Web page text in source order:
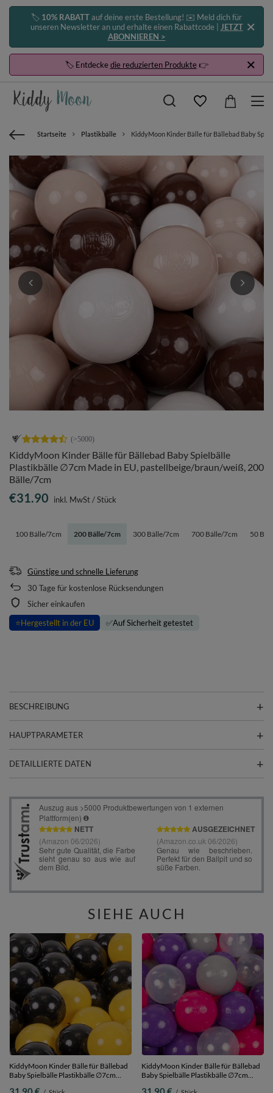
🏷️ 10% RABATTauf deine erste Bestellung! ✉️ Meld dich für
unseren Newsletter an und erhalte einen Rabattcode | JETZT
ABONNIEREN >
🏷️ Entdeckedie reduzierten Produkte👉
Startseite Plastikbälle KiddyMoon Kinder Bälle für Bällebad Baby
KiddyMoon Kinder Bälle für Bällebad Baby Spielbälle
Plastikbälle ∅7cm Made in EU, pastellbeige/braun/weiß, 200
Bälle/7cm
100 Bälle/7cm 200 Bälle/7cm 300 Bälle/7cm 700 Bälle/7cm 50
€31.90 inkl. MwSt/Stück
Günstige und schnelle Lieferung
30 Tage für kostenlose Rücksendungen
Sicher einkaufen
⭐Hergestellt in der EU ✅Auf Sicherheit getestet
BESCHREIBUNG
HAUPTPARAMETER
DETAILLIERTE DATEN
SIEHE AUCH
KiddyMoon Kinder Bälle für Bällebad
Baby Spielbälle Plastikbälle ∅7cm
KiddyMoon Kinder Bälle für Bällebad
Baby Spielbälle Plastikbälle ∅7cm